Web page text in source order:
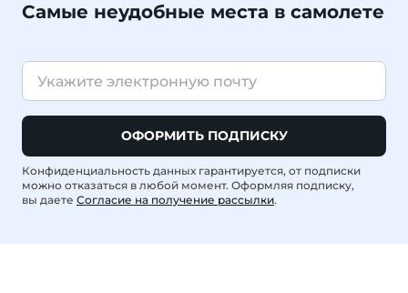
Самые неудобные места в самолете
ОФОРМИТЬ ПОДПИСКУ
Конфиденциальность данных гарантируется, от подписки
можно отказаться в любой момент. Оформляя подписку,
вы даете Согласие на получение рассылки.